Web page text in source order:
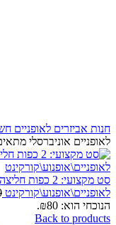
חנות אביזרים לאופניים
לאופניים אוניברסלי מתאים ל 6-7
לאופניים\אופנוע\קורקינט
הנוכחי הוא: ₪80.
Back to products